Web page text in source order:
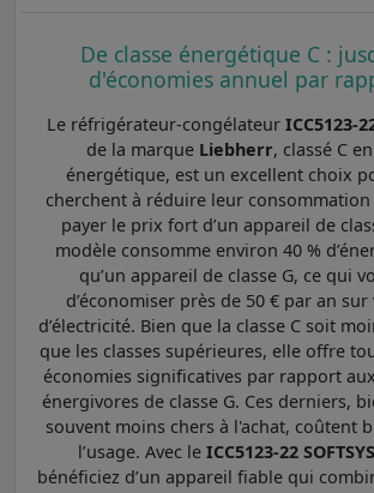
De classe énergétique C :
d'économies annuel par
Le réfrigérateur-congélateur ICC5123-
de la marque Liebherr, classé C
énergétique, est un excellent choix
cherchent à réduire leur consommation
payer le prix fort d’un appareil de
modèle consomme environ 40 %
qu’un appareil de classe G, ce qui
d’économiser près de 50 € par an
d’électricité. Bien que la classe C soit
que les classes supérieures, elle offre
économies significatives par rapport
énergivores de classe G. Ces derniers,
souvent moins chers à l'achat, coûtent
l’usage. Avec le ICC5123-22
bénéficiez d’un appareil fiable qui